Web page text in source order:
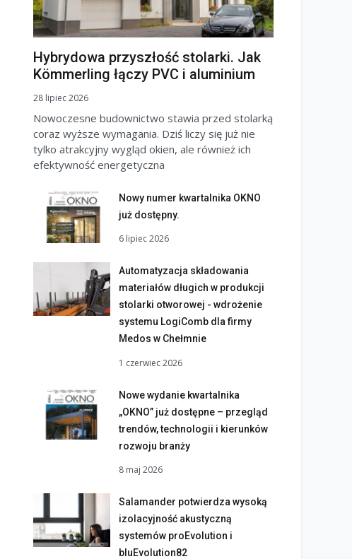
Hybrydowa przyszłość stolarki. Jak
Kömmerling łączy PVC i aluminium
28 lipiec 2026
Nowoczesne budownictwo stawia przed stolarką
coraz wyższe wymagania. Dziś liczy się już nie
tylko atrakcyjny wygląd okien, ale również ich
efektywność energetyczna
Nowy numer kwartalnika OKNO
już dostępny.
6 lipiec 2026
Automatyzacja składowania
materiałów długich w produkcji
stolarki otworowej - wdrożenie
systemu LogiComb dla firmy
Medos w Chełmnie
1 czerwiec 2026
Nowe wydanie kwartalnika
„OKNO” już dostępne – przegląd
trendów, technologii i kierunków
rozwoju branży
8 maj 2026
Salamander potwierdza wysoką
izolacyjność akustyczną
systemów proEvolution i
bluEvolution82